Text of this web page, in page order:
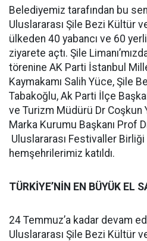
Belediyemiz tarafından bu
Uluslararası Şile Bezi Kültür
ülkeden 40 yabancı ve 60 yerli
ziyarete açtı. Şile
törenine AK Parti İstanbul
Kaymakamı Salih Yüce, Şile
Tabakoğlu, Ak Parti İlçe
ve Turizm Müdürü Dr Coşkun
Marka Kurumu Başkanı Prof
Uluslararası Festivaller
hemşehrilerimiz katıldı.
TÜRKİYE’NİN EN BÜYÜK EL
24 Temmuz’a kadar devam
Uluslararası Şile Bezi Kültür